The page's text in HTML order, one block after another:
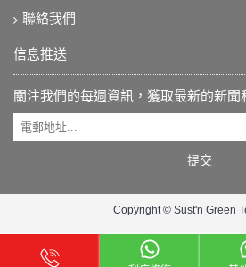
聯絡我們
信息推送
關注我們的每週資訊，獲取最新的新聞
提交
Copyright © Sust'n Green